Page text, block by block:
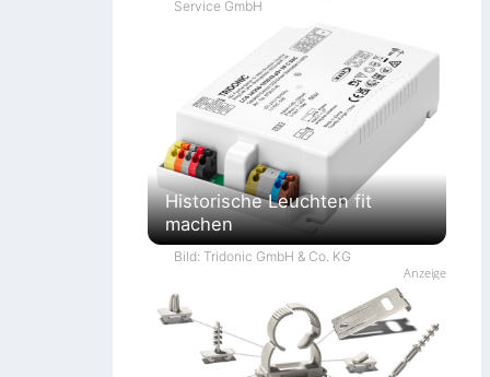
Service GmbH
Historische Leuchten fit
machen
Bild: Tridonic GmbH & Co. KG
Anzeige